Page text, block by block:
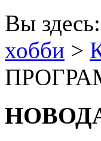
Вы здесь:
хобби >